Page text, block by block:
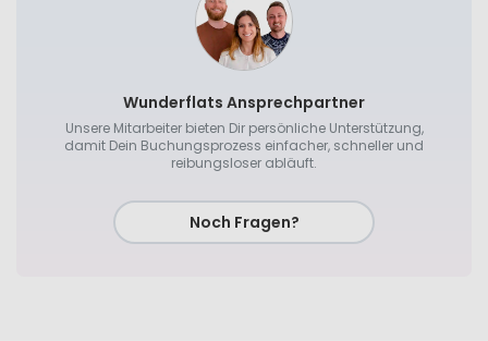
Wunderflats Ansprechpartner
Unsere Mitarbeiter bieten Dir persönliche Unterstützung,
damit Dein Buchungsprozess einfacher, schneller und
reibungsloser abläuft.
Noch Fragen?